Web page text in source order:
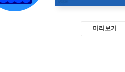
미리보기